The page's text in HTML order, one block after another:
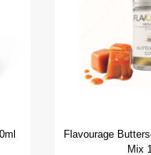

Flavourage
Mix